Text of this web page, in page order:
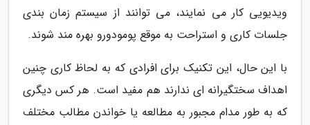
ویدیویی کار می نمایند، می توانند از سیستم زمان بندی
جلسات کاری و استراحت به موقع پومودورو بهره مند شوند.
با این حال، این تکنیک برای افرادی که به لحاظ کاری چنین
اهداف سختگیرانه ای ندارند هم مفید است. هر کس دیگری
که به طور مدام مجبور به مطالعه یا خواندن مطالب مختلف